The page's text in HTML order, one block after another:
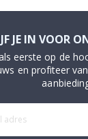
JE IN VOOR
eerste op de
en profiteer